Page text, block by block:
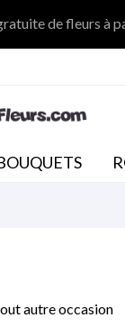
de fleurs à
autre occasion